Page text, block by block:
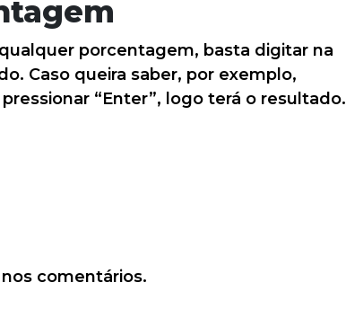
porcentagem, basta digitar na
Caso queira saber, por exemplo,
“Enter”, logo terá o resultado.
comentários.